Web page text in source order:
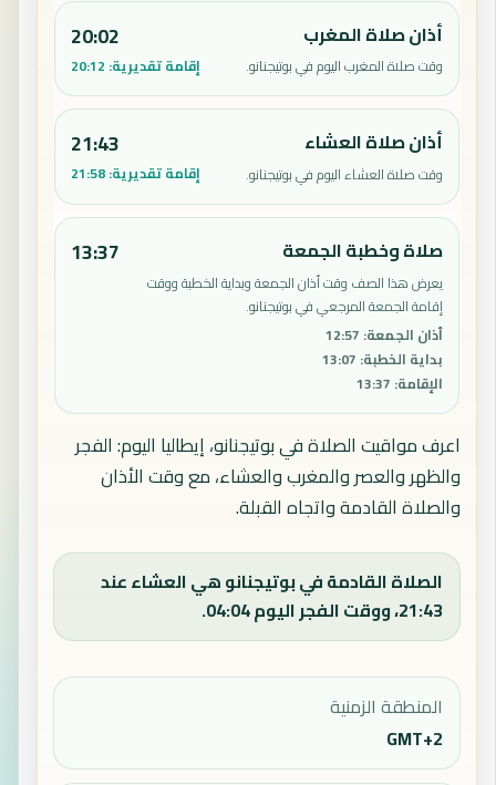
أذان صلاة المغرب
وقت صلاة المغرب اليوم في بوتيجنانو.
20:02
إقامة تقديرية: 20:12
أذان صلاة العشاء
وقت صلاة العشاء اليوم في بوتيجنانو.
21:43
إقامة تقديرية:21:58
صلاة وخطبة الجمعة
يعرض هذا الصف وقت أذان الجمعة وبداية الخطبة ووقت
إقامة الجمعة المرجعي في بوتيجنانو.
أذان الجمعة:
12:57
بداية الخطبة:
13:07
الإقامة:
13:37
13:37
اعرف مواقيت الصلاة في بوتيجنانو، إيطاليا اليوم: الفجر
والظهر والعصر والمغرب والعشاء، مع وقت الأذان
والصلاة القادمة واتجاه القبلة.
الصلاة القادمة في بوتيجنانو هي العشاء عند
21:43، ووقت الفجر اليوم 04:04.
المنطقة الزمنية
GMT+2